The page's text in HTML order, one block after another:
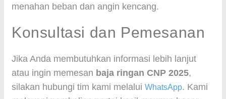
menahan beban dan angin kencang.
Konsultasi dan Pemesanan
Jika Anda membutuhkan informasi lebih lanjut
atau ingin memesan baja ringan CNP 2025,
silakan hubungi tim kami melalui WhatsApp. Kami